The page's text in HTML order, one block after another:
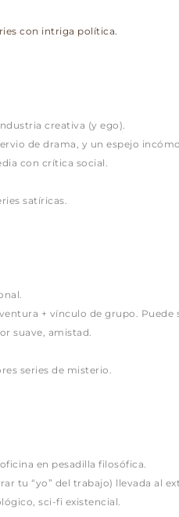
con intriga política.
creativa (y ego).
de drama, y un espejo
con crítica social.
satíricas.
+ vínculo de grupo.
suave, amistad.
series de misterio.
en pesadilla filosófica.
tu “yo” del trabajo) llevada al
sci-fi existencial.